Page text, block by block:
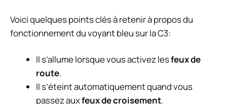
Voici quelques points clés à retenir à propos du
fonctionnement du voyant bleu sur la C3:
Il s’allume lorsque vous activez lesfeux de
route.
Il s’éteint automatiquement quand vous
passez auxfeux de croisement.